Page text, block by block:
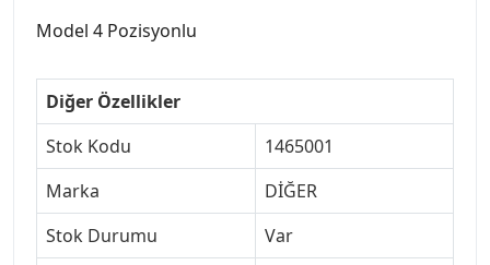
Model 4 Pozisyonlu
Diğer Özellikler
Stok Kodu
1465001
Marka
DİĞER
Stok Durumu
Var